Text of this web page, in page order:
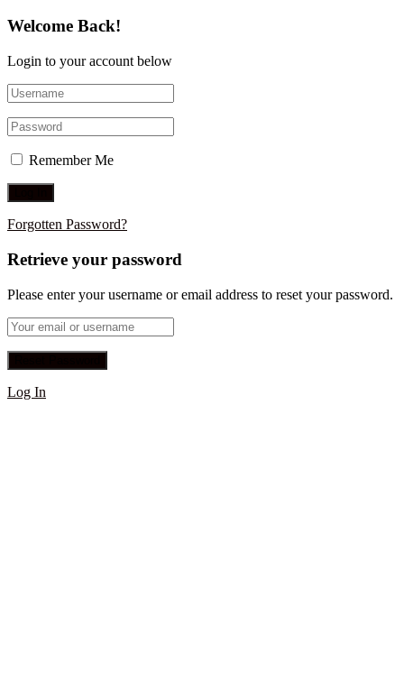
Welcome Back!
Login to your account below
Remember Me
Forgotten Password?
Retrieve your password
Please enter your username or email address to reset your password.
Log In